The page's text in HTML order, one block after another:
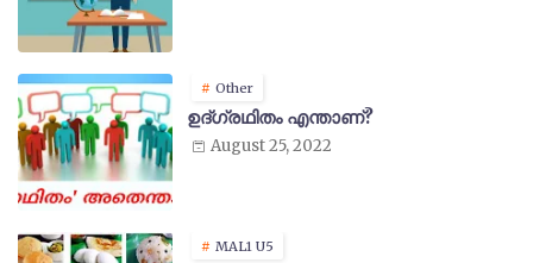
Other
ഉദ്ഗ്രഥിതം എന്താണ്?
August 25, 2022
MAL1 U5